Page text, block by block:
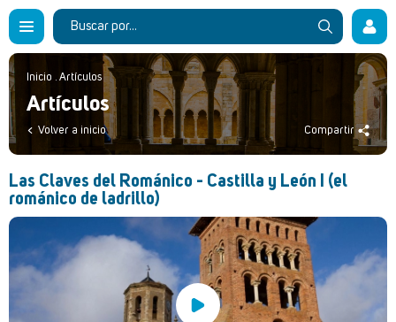
Inicio . Artículos
Artículos
Volver a inicio Compartir
Las Claves del Románico - Castilla y León I (el
románico de ladrillo)